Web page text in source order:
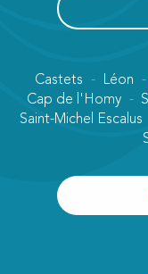
Castets Léon
Cap de l'Homy
Saint-Michel Escalus